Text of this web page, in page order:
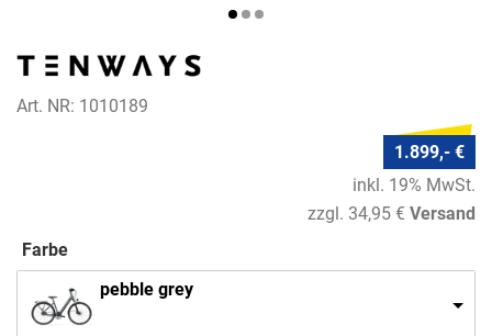
Art. NR: 1010189
1.899,- €
inkl. 19% MwSt.
zzgl. 34,95 € Versand
Farbe
pebble grey